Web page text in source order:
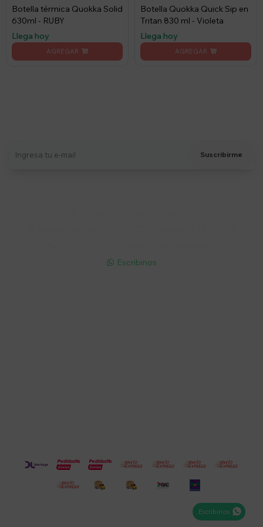
Botella térmica Quokka Solid
630ml - RUBY
Llega hoy
Botella Quokka Quick Sip en
Tritan 830 ml - Violeta
Llega hoy
Suscribirme
 Escribinos
Escribinos